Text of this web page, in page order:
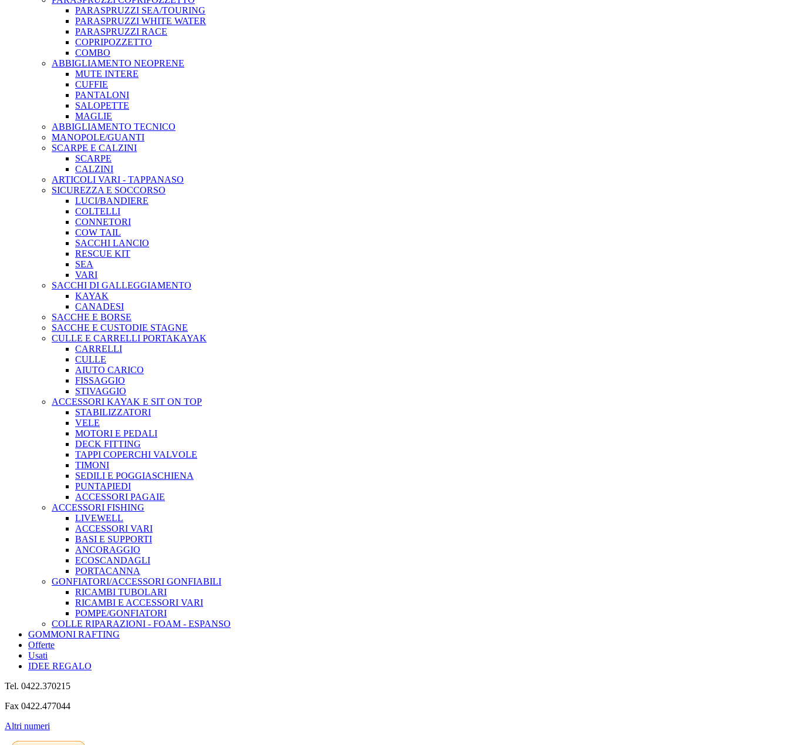
PARASPRUZZI SEA/TOURING
PARASPRUZZI WHITE WATER
PARASPRUZZI RACE
COPRIPOZZETTO
COMBO
ABBIGLIAMENTO NEOPRENE
MUTE INTERE
CUFFIE
PANTALONI
SALOPETTE
MAGLIE
ABBIGLIAMENTO TECNICO
MANOPOLE/GUANTI
SCARPE E CALZINI
SCARPE
CALZINI
ARTICOLI VARI - TAPPANASO
SICUREZZA E SOCCORSO
LUCI/BANDIERE
COLTELLI
CONNETORI
COW TAIL
SACCHI LANCIO
RESCUE KIT
SEA
VARI
SACCHI DI GALLEGGIAMENTO
KAYAK
CANADESI
SACCHE E BORSE
SACCHE E CUSTODIE STAGNE
CULLE E CARRELLI PORTAKAYAK
CARRELLI
CULLE
AIUTO CARICO
FISSAGGIO
STIVAGGIO
ACCESSORI KAYAK E SIT ON TOP
STABILIZZATORI
VELE
MOTORI E PEDALI
DECK FITTING
TAPPI COPERCHI VALVOLE
TIMONI
SEDILI E POGGIASCHIENA
PUNTAPIEDI
ACCESSORI PAGAIE
ACCESSORI FISHING
LIVEWELL
ACCESSORI VARI
BASI E SUPPORTI
ANCORAGGIO
ECOSCANDAGLI
PORTACANNA
GONFIATORI/ACCESSORI GONFIABILI
RICAMBI TUBOLARI
RICAMBI E ACCESSORI VARI
POMPE/GONFIATORI
COLLE RIPARAZIONI - FOAM - ESPANSO
GOMMONI RAFTING
Offerte
Usati
IDEE REGALO
Tel. 0422.370215
Fax 0422.477044
Altri numeri